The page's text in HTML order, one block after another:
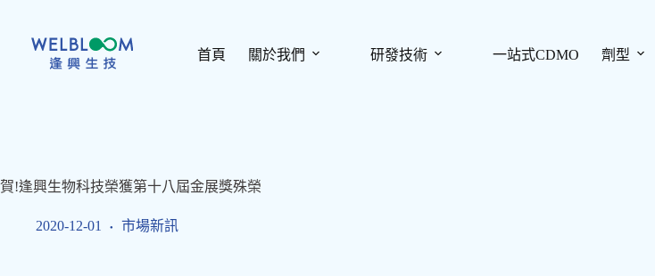
首頁 關於我們 研發技術 一站式CDMO 劑型
賀!逢興生物科技榮獲第十八屆金展獎殊榮
2020-12-01 市場新訊